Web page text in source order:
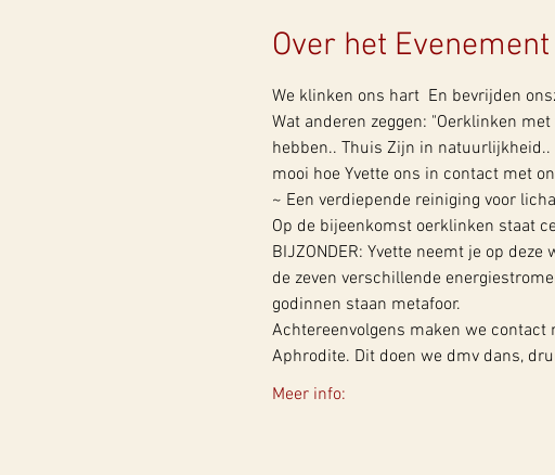
Over het Evenement
We klinken ons hart  En bevrijden
Wat anderen zeggen: "Oerklinken
hebben.. Thuis Zijn in
mooi hoe Yvette ons in contact met
~ Een verdiepende reiniging voor
Op de bijeenkomst oerklinken staat
BIJZONDER: Yvette neemt je op
de zeven verschillende
godinnen staan metafoor.
Achtereenvolgens maken we contact
Aphrodite. Dit doen we dmv dans,
Meer info: